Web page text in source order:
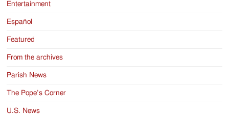
Entertainment
Español
Featured
From the archives
Parish News
The Pope’s Corner
U.S. News